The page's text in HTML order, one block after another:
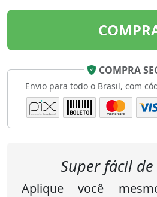
COMPRA
Envio para todo o Brasil, com
Super fácil
Aplique você